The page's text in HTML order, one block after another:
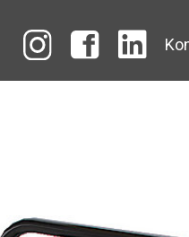
InstagramFacebook